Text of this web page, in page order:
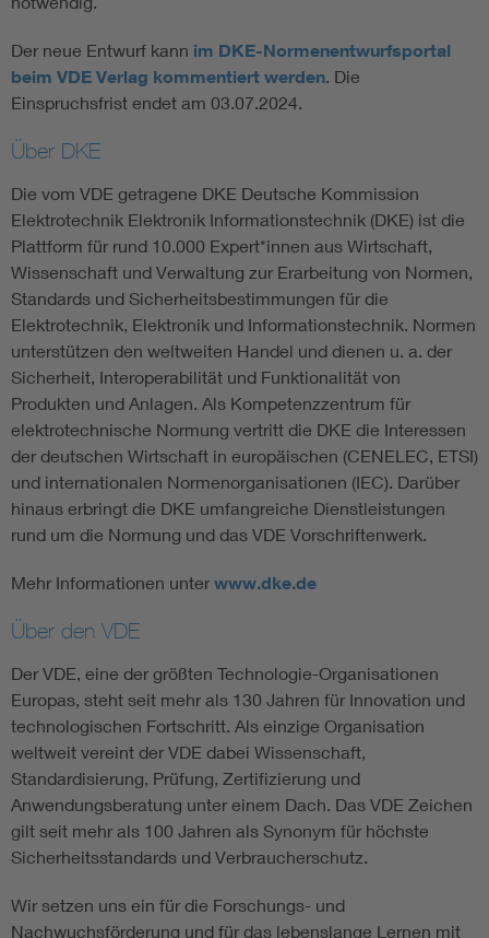
Der neue Entwurf kann im DKE-Normenentwurfsportal
beim VDE Verlag kommentiert werden. Die
Einspruchsfrist endet am 03.07.2024.
Über DKE
Die vom VDE getragene DKE Deutsche Kommission
Elektrotechnik Elektronik Informationstechnik (DKE) ist die
Plattform für rund 10.000 Expert*innen aus Wirtschaft,
Wissenschaft und Verwaltung zur Erarbeitung von Normen,
Standards und Sicherheitsbestimmungen für die
Elektrotechnik, Elektronik und Informationstechnik. Normen
unterstützen den weltweiten Handel und dienen u. a. der
Sicherheit, Interoperabilität und Funktionalität von
Produkten und Anlagen. Als Kompetenzzentrum für
elektrotechnische Normung vertritt die DKE die Interessen
der deutschen Wirtschaft in europäischen (CENELEC, ETSI)
und internationalen Normenorganisationen (IEC). Darüber
hinaus erbringt die DKE umfangreiche Dienstleistungen
rund um die Normung und das VDE Vorschriftenwerk.
Mehr Informationen unterwww.dke.de
Über den VDE
Der VDE, eine der größten Technologie-Organisationen
Europas, steht seit mehr als 130 Jahren für Innovation und
technologischen Fortschritt. Als einzige Organisation
weltweit vereint der VDE dabei Wissenschaft,
Standardisierung, Prüfung, Zertifizierung und
Anwendungsberatung unter einem Dach. Das VDE Zeichen
gilt seit mehr als 100 Jahren als Synonym für höchste
Sicherheitsstandards und Verbraucherschutz.
Wir setzen uns ein für die Forschungs- und
Nachwuchsförderung und für das lebenslange Lernen mit